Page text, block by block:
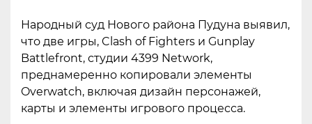
Народный суд Нового района Пудуна выявил,
что две игры, Clash of Fighters и Gunplay
Battlefront, студии 4399 Network,
преднамеренно копировали элементы
Overwatch, включая дизайн персонажей,
карты и элементы игрового процесса.